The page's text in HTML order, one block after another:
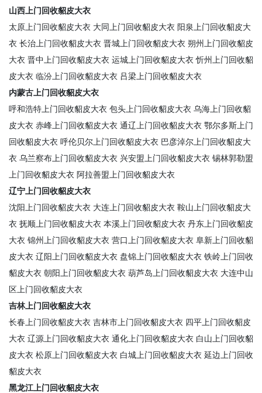
山西上门回收貂皮大衣
太原上门回收貂皮大衣 大同上门回收貂皮大衣 阳泉上门回收貂皮大
衣 长治上门回收貂皮大衣 晋城上门回收貂皮大衣 朔州上门回收貂皮
大衣 晋中上门回收貂皮大衣 运城上门回收貂皮大衣 忻州上门回收貂
皮大衣 临汾上门回收貂皮大衣 吕梁上门回收貂皮大衣
内蒙古上门回收貂皮大衣
呼和浩特上门回收貂皮大衣 包头上门回收貂皮大衣 乌海上门回收貂
皮大衣 赤峰上门回收貂皮大衣 通辽上门回收貂皮大衣 鄂尔多斯上门
回收貂皮大衣 呼伦贝尔上门回收貂皮大衣 巴彦淖尔上门回收貂皮大
衣 乌兰察布上门回收貂皮大衣 兴安盟上门回收貂皮大衣 锡林郭勒盟
上门回收貂皮大衣 阿拉善盟上门回收貂皮大衣
辽宁上门回收貂皮大衣
沈阳上门回收貂皮大衣 大连上门回收貂皮大衣 鞍山上门回收貂皮大
衣 抚顺上门回收貂皮大衣 本溪上门回收貂皮大衣 丹东上门回收貂皮
大衣 锦州上门回收貂皮大衣 营口上门回收貂皮大衣 阜新上门回收貂
皮大衣 辽阳上门回收貂皮大衣 盘锦上门回收貂皮大衣 铁岭上门回收
貂皮大衣 朝阳上门回收貂皮大衣 葫芦岛上门回收貂皮大衣 大连中山
区上门回收貂皮大衣
吉林上门回收貂皮大衣
长春上门回收貂皮大衣 吉林市上门回收貂皮大衣 四平上门回收貂皮
大衣 辽源上门回收貂皮大衣 通化上门回收貂皮大衣 白山上门回收貂
皮大衣 松原上门回收貂皮大衣 白城上门回收貂皮大衣 延边上门回收
貂皮大衣
黑龙江上门回收貂皮大衣